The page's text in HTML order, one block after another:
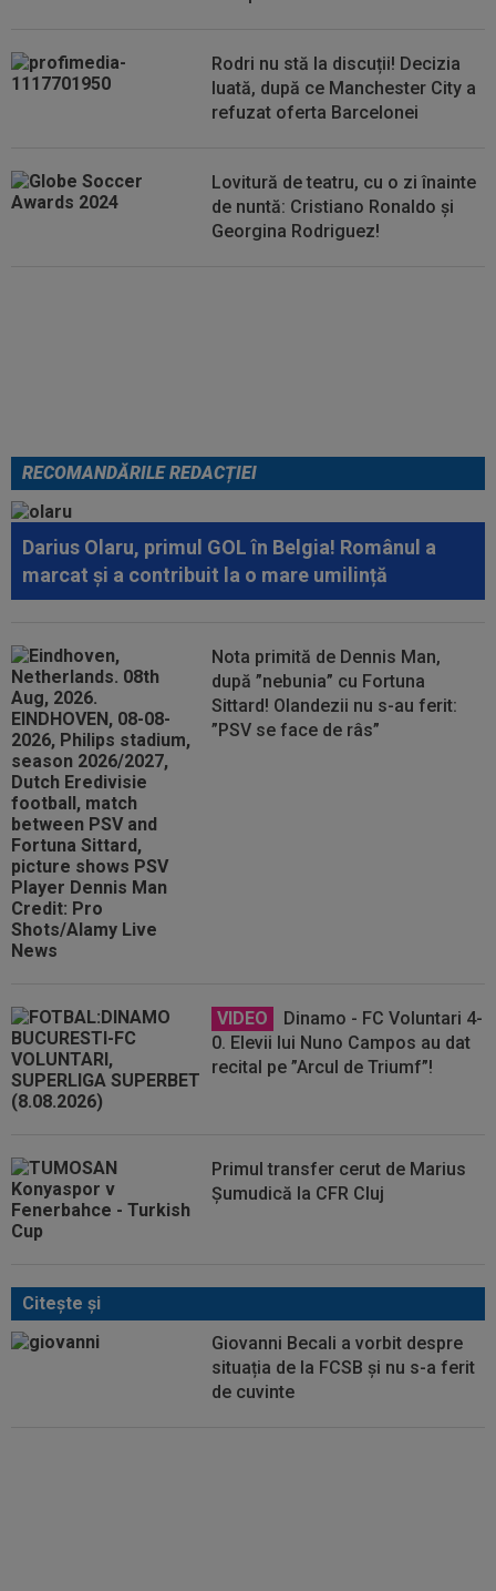
Rodri nu stă la discuții! Decizia
luată, după ce Manchester City a
refuzat oferta Barcelonei
Lovitură de teatru, cu o zi înainte
de nuntă: Cristiano Ronaldo și
Georgina Rodriguez!
RECOMANDĂRILE REDACȚIEI
Darius Olaru, primul GOL în Belgia! Românul a
marcat și a contribuit la o mare umilință
Nota primită de Dennis Man,
după ”nebunia” cu Fortuna
Sittard! Olandezii nu s-au ferit:
”PSV se face de râs”
VIDEO
Dinamo - FC Voluntari 4-
0. Elevii lui Nuno Campos au dat
recital pe ”Arcul de Triumf”!
Primul transfer cerut de Marius
Șumudică la CFR Cluj
Citeşte şi
Giovanni Becali a vorbit despre
situația de la FCSB și nu s-a ferit
de cuvinte